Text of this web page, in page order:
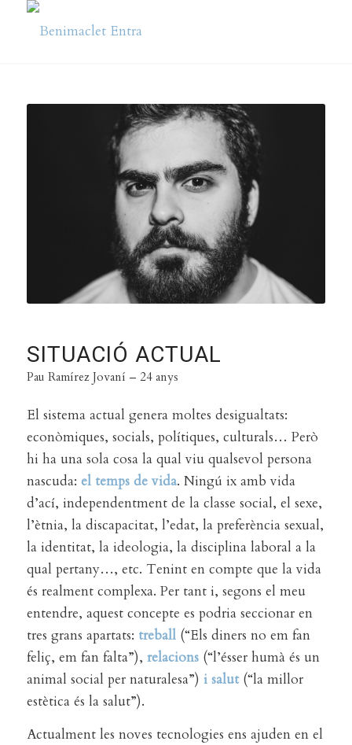
SITUACIÓ ACTUAL
Pau Ramírez Jovaní – 24 anys
El sistema actual genera moltes desigualtats:
econòmiques, socials, polítiques, culturals… Però
hi ha una sola cosa la qual viu qualsevol persona
nascuda: el temps de vida. Ningú ix amb vida
d’ací, independentment de la classe social, el sexe,
l’ètnia, la discapacitat, l’edat, la preferència sexual,
la identitat, la ideologia, la disciplina laboral a la
qual pertany…, etc. Tenint en compte que la vida
és realment complexa. Per tant i, segons el meu
entendre, aquest concepte es podria seccionar en
tres grans apartats: treball(“Els diners no em fan
feliç, em fan falta”), relacions (“l’ésser humà és un
animal social per naturalesa”) i salut(“la millor
estètica és la salut”).
Actualment les noves tecnologies ens ajuden en el